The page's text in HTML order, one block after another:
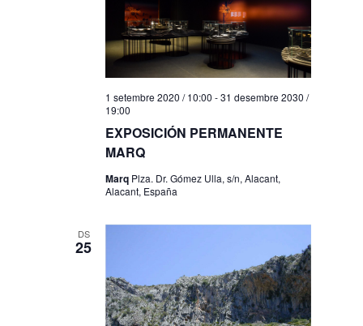
EXPOSICIÓN PERMANENTE
MARQ
1 setembre 2020 / 10:00 -31 desembre 2030 /
19:00
Marq Plza. Dr. Gómez Ulla, s/n, Alacant,
Alacant, España
DS
25